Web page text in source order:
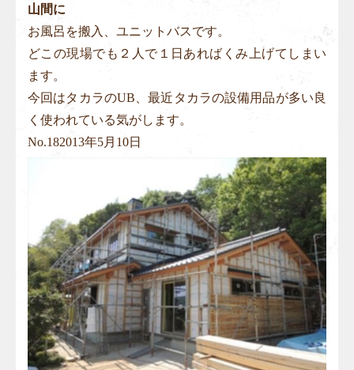
山間に
お風呂を搬入、ユニットバスです。
どこの現場でも２人で１日あればくみ上げてしまい
ます。
今回はタカラのUB、最近タカラの設備用品が多い良
く使われている気がします。
No.182013年5月10日